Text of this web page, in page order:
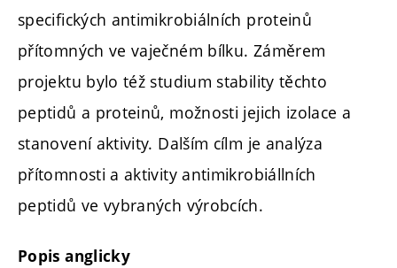
specifických antimikrobiálních proteinů
přítomných ve vaječném bílku. Záměrem
projektu bylo též studium stability těchto
peptidů a proteinů, možnosti jejich izolace a
stanovení aktivity. Dalším cílm je analýza
přítomnosti a aktivity antimikrobiállních
peptidů ve vybraných výrobcích.
Popis anglicky